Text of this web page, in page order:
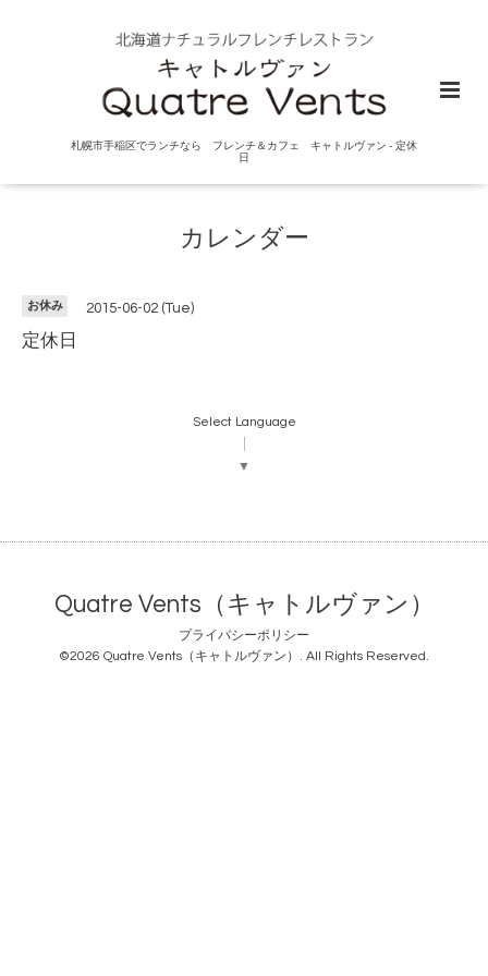
札幌市手稲区でランチなら フレンチ＆カフェ キャトルヴァン - 定休
日
カレンダー
お休み 2015-06-02 (Tue)
定休日
Select Language
▼
Quatre Vents（キャトルヴァン）
プライバシーポリシー
©2026 Quatre Vents（キャトルヴァン） . All Rights Reserved.